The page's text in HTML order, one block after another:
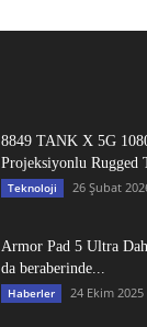
8849 TANK X 5G
Projeksiyonlu Rugged
Teknoloji 26 Şubat
Armor Pad 5 Ultra
da beraberinde...
Haberler 24 Ekim 2025